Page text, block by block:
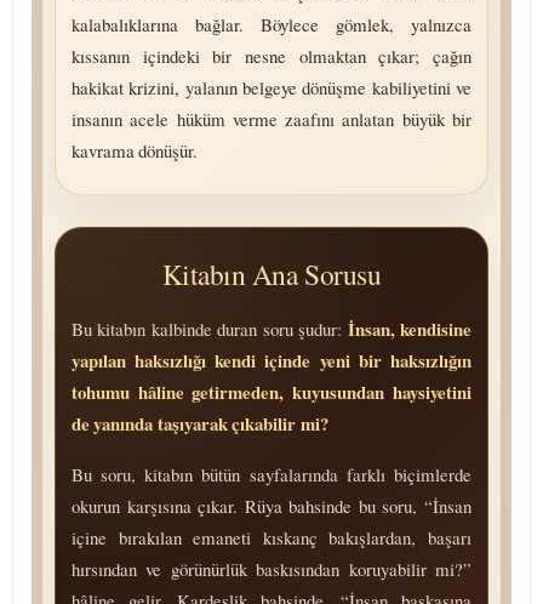
kalabalıklarına bağlar. Böylece gömlek, yalnızca
kıssanın içindeki bir nesne olmaktan çıkar; çağın
hakikat krizini, yalanın belgeye dönüşme kabiliyetini ve
insanın acele hüküm verme zaafını anlatan büyük bir
kavrama dönüşür.
Kitabın Ana Sorusu
Bu kitabın kalbinde duran soru şudur: İnsan, kendisine
yapılan haksızlığı kendi içinde yeni bir haksızlığın
tohumu hâline getirmeden, kuyusundan haysiyetini
de yanında taşıyarak çıkabilir mi?
Bu soru, kitabın bütün sayfalarında farklı biçimlerde
okurun karşısına çıkar. Rüya bahsinde bu soru, “İnsan
içine bırakılan emaneti kıskanç bakışlardan, başarı
hırsından ve görünürlük baskısından koruyabilir mi?”